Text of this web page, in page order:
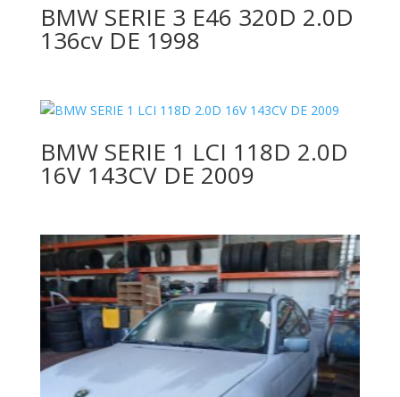
BMW SERIE 3 E46 320D 2.0D
136cv DE 1998
BMW SERIE 1 LCI 118D 2.0D
16V 143CV DE 2009